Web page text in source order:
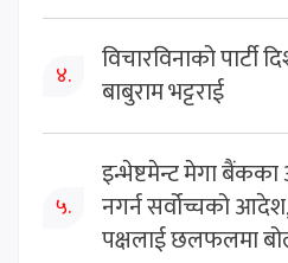
४.
विचारविनाको पार्टी
बाबुराम भट्टराई
५.
इन्भेष्टमेन्ट मेगा
नगर्न सर्वोच्चको
पक्षलाई छलफलमा